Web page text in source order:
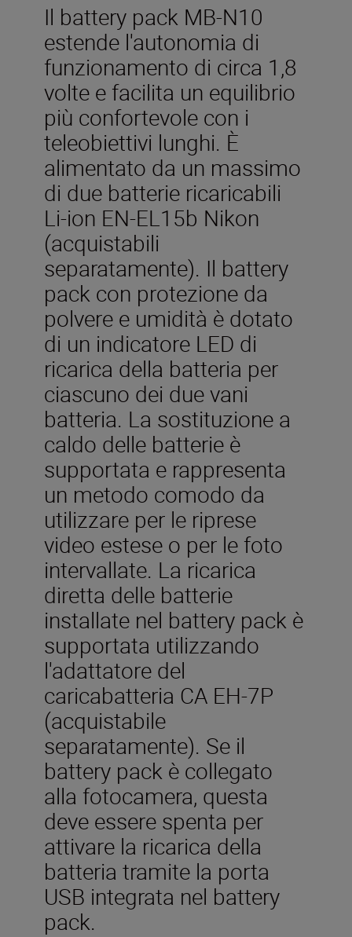
Il battery pack MB-N10
estende l'autonomia di
funzionamento di circa 1,8
volte e facilita un equilibrio
più confortevole con i
teleobiettivi lunghi. È
alimentato da un massimo
di due batterie ricaricabili
Li-ion EN-EL15b Nikon
(acquistabili
separatamente). Il battery
pack con protezione da
polvere e umidità è dotato
di un indicatore LED di
ricarica della batteria per
ciascuno dei due vani
batteria. La sostituzione a
caldo delle batterie è
supportata e rappresenta
un metodo comodo da
utilizzare per le riprese
video estese o per le foto
intervallate. La ricarica
diretta delle batterie
installate nel battery pack è
supportata utilizzando
l'adattatore del
caricabatteria CA EH-7P
(acquistabile
separatamente). Se il
battery pack è collegato
alla fotocamera, questa
deve essere spenta per
attivare la ricarica della
batteria tramite la porta
USB integrata nel battery
pack.